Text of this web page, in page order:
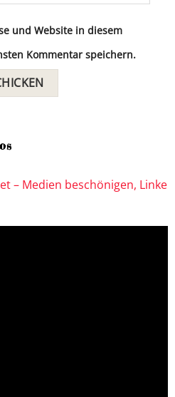
und Website in diesem
Kommentar speichern.
– Medien beschönigen, Linke